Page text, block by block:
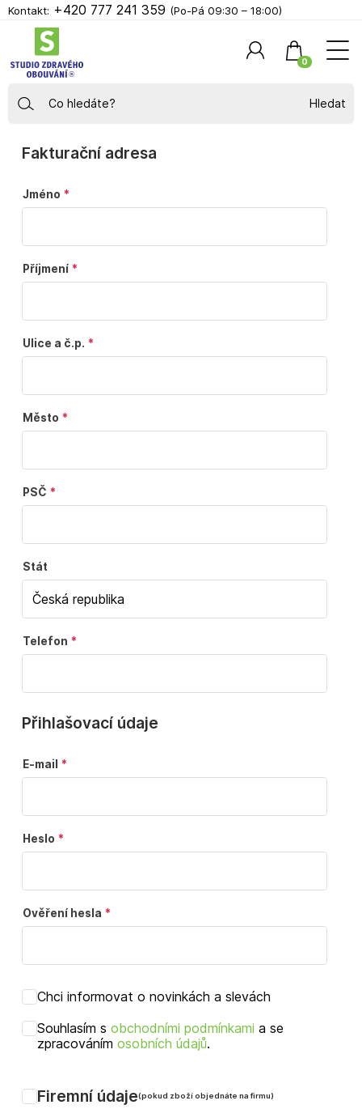
Fakturační adresa
Jméno
Příjmení
Ulice a č.p.
Město
PSČ
Stát
Telefon
Přihlašovací údaje
E-mail
Heslo
Ověření hesla
Chci informovat o novinkách a slevách
Souhlasím s obchodními podmínkami a se
zpracováním osobních údajů.
Firemní údaje(pokud zboží objednáte na firmu)
Kontakt: +420 777 241 359 (Po-Pá 09:30 – 18:00)
0
Hledat